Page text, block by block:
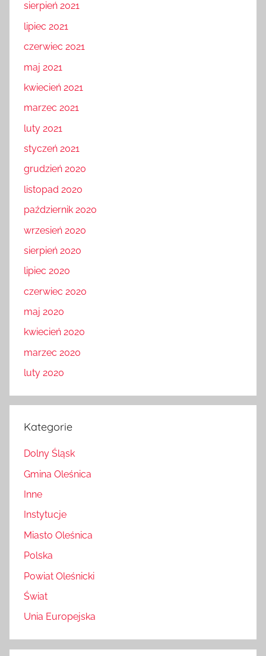
sierpień 2021
lipiec 2021
czerwiec 2021
maj 2021
kwiecień 2021
marzec 2021
luty 2021
styczeń 2021
grudzień 2020
listopad 2020
październik 2020
wrzesień 2020
sierpień 2020
lipiec 2020
czerwiec 2020
maj 2020
kwiecień 2020
marzec 2020
luty 2020
Kategorie
Dolny Śląsk
Gmina Oleśnica
Inne
Instytucje
Miasto Oleśnica
Polska
Powiat Oleśnicki
Świat
Unia Europejska